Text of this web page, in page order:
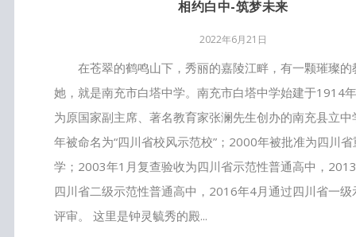
相约白中-筑梦未来
2022年6月21日
在苍翠的鹤鸣山下，秀丽的嘉陵江畔，有一颗璀璨
她，就是南充市白塔中学。南充市白塔中学始建于1914
为原国家副主席、著名教育家张澜先生创办的南充县立
年被命名为“四川省校风示范校”；2000年被批准为四川
学；2003年1月复查验收为四川省示范性普通高中，
四川省二级示范性普通高中，2016年4月通过四川省一
评审。 这里是钟灵毓秀的殿...